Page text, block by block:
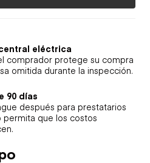
eléctrica
comprador protege su compra
omitida durante la inspección.
90 días
después para prestatarios
permita que los costos